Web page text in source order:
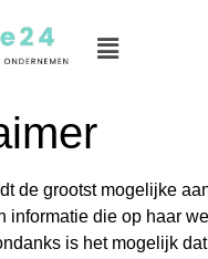
de grootst mogelijke
informatie die op haar
is het mogelijk